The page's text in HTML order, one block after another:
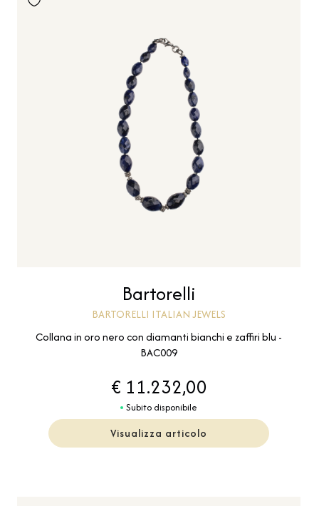
Bartorelli
BARTORELLI ITALIAN JEWELS
Collana in oro nero con diamanti bianchi e zaffiri blu -
BAC009
€ 11.232,00
Subito disponibile
Visualizza articolo